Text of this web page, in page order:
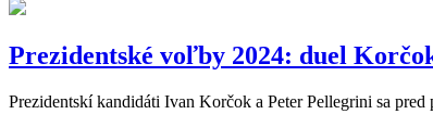
Prezidentské voľby 2024: duel
Prezidentskí kandidáti Ivan Korčok a Peter Pellegrini sa